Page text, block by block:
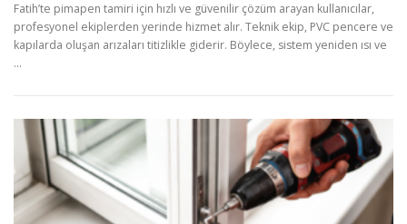
Fatih’te pimapen tamiri için hızlı ve güvenilir çözüm arayan kullanıcılar,
profesyonel ekiplerden yerinde hizmet alır. Teknik ekip, PVC pencere ve
kapılarda oluşan arızaları titizlikle giderir. Böylece, sistem yeniden ısı ve
…